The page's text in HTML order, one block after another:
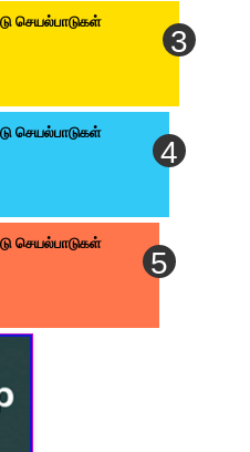
செயல்பாடுகள்
செயல்பாடுகள்
செயல்பாடுகள்